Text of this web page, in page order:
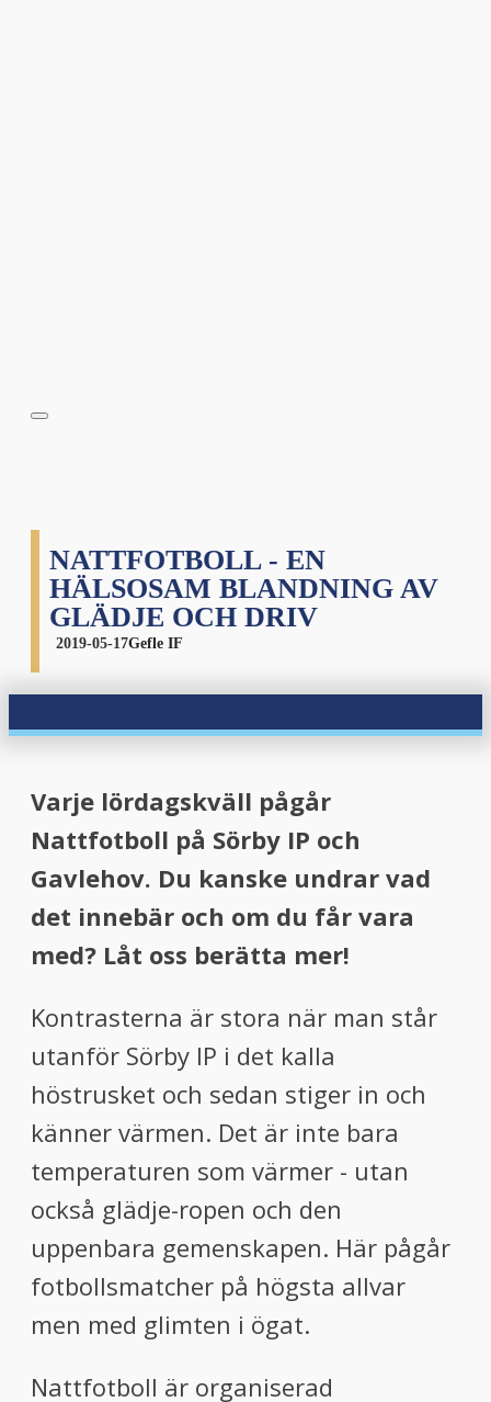
NATTFOTBOLL - EN
HÄLSOSAM BLANDNING AV
GLÄDJE OCH DRIV
2019-05-17Gefle IF
Varje lördagskväll pågår
Nattfotboll på Sörby IP och
Gavlehov. Du kanske undrar vad
det innebär och om du får vara
med? Låt oss berätta mer!
Kontrasterna är stora när man står
utanför Sörby IP i det kalla
höstrusket och sedan stiger in och
känner värmen. Det är inte bara
temperaturen som värmer - utan
också glädje-ropen och den
uppenbara gemenskapen. Här pågår
fotbollsmatcher på högsta allvar
men med glimten i ögat.
Nattfotboll är organiserad